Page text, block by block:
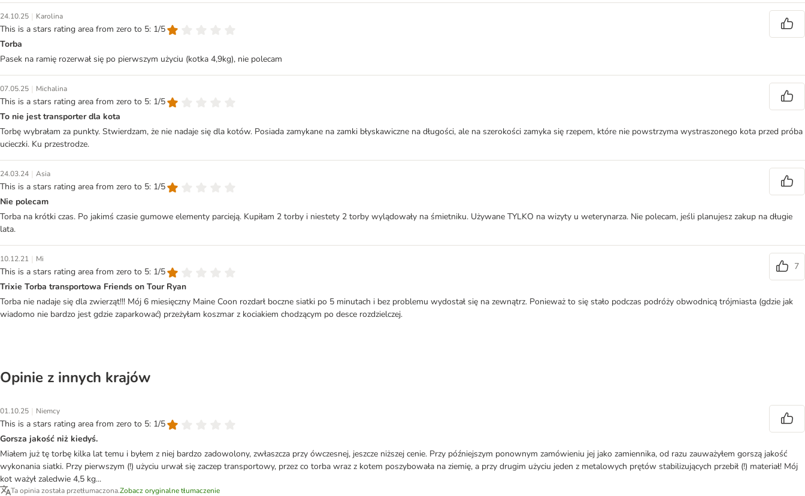
24.10.25 | Karolina
This is a stars rating area from zero to 5: 1/5
Torba
Pasek na ramię rozerwał się po pierwszym użyciu (kotka 4,9kg), nie polecam
07.05.25 | Michalina
This is a stars rating area from zero to 5: 1/5
To nie jest transporter dla kota
Torbę wybrałam za punkty. Stwierdzam, że nie nadaje się dla kotów. Posiada zamykane na zamki błyskawiczne na długości, ale na szerokości zamyka się rzepem, które nie powstrzyma wystraszonego kota przed próba
ucieczki. Ku przestrodze.
24.03.24 | Asia
This is a stars rating area from zero to 5: 1/5
Nie polecam
Torba na krótki czas. Po jakimś czasie gumowe elementy parcieją. Kupiłam 2 torby i niestety 2 torby wylądowały na śmietniku. Używane TYLKO na wizyty u weterynarza. Nie polecam, jeśli planujesz zakup na długie
lata.
10.12.21 | Mi
This is a stars rating area from zero to 5: 1/5
7
Trixie Torba transportowa Friends on Tour Ryan
Torba nie nadaje się dla zwierząt!!! Mój 6 miesięczny Maine Coon rozdarł boczne siatki po 5 minutach i bez problemu wydostał się na zewnątrz. Ponieważ to się stało podczas podróży obwodnicą trójmiasta (gdzie jak
wiadomo nie bardzo jest gdzie zaparkować) przeżyłam koszmar z kociakiem chodzącym po desce rozdzielczej.
Opinie z innych krajów
01.10.25 | Niemcy
This is a stars rating area from zero to 5: 1/5
Gorsza jakość niż kiedyś.
Miałem już tę torbę kilka lat temu i byłem z niej bardzo zadowolony, zwłaszcza przy ówczesnej, jeszcze niższej cenie. Przy późniejszym ponownym zamówieniu jej jako zamiennika, od razu zauważyłem gorszą jakość
wykonania siatki. Przy pierwszym (!) użyciu urwał się zaczep transportowy, przez co torba wraz z kotem poszybowała na ziemię, a przy drugim użyciu jeden z metalowych prętów stabilizujących przebił (!) materiał! Mój
kot ważył zaledwie 4,5 kg...
Ta opinia została przetłumaczona.Zobacz oryginalne tłumaczenie